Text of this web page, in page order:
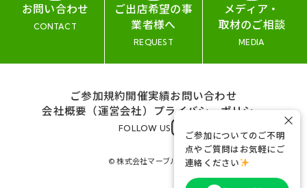
お問い合わせ
CONTACT
ご出店希望の事
業者様へ
REQUEST
メディア・
取材のご相談
MEDIA
ご参加規約開催実績お問い合わせ
会社概要（運営会社） プライバシーポリシー
FOLLOW US
© 株式会社マーブル&コー
ご参加についてのご不明
点やご質問はお気軽にご
連絡ください
×